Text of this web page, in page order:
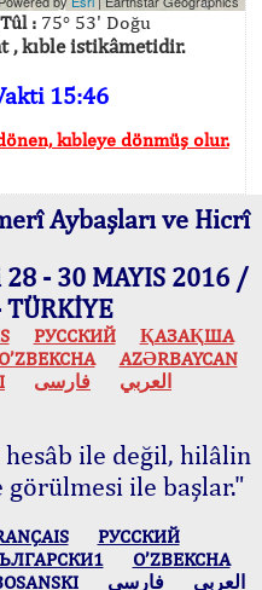
Tûl :75° 53' Doğu
, kıble istikâmetidir.
15:46
kıbleye dönmüş olur.
Aybaşları ve Hicrî
- 30 MAYIS 2016 /
TÜRKİYE
РУССКИЙ
ҚАЗАҚША
O’ZBEKCHA
AZӘRBAYCAN
العربي فارسی
ile değil, hilâlin
görülmesi ile başlar."
РУССКИЙ
O’ZBEKCHA
العربي فارسی